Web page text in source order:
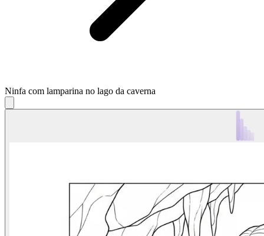
Ninfa com lamparina no lago da caverna